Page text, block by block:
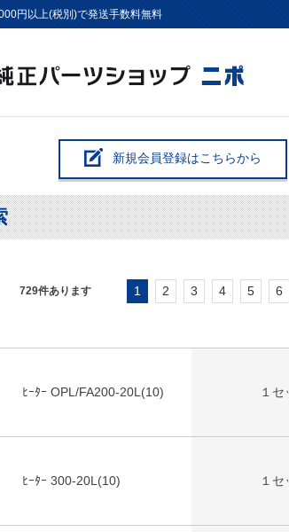
円以上(税別)で発送手数料無料
新規会員登録はこちらから
729件あります 1 2 3 4 5 6
ﾋｰﾀｰ OPL/FA200-20L(10) １
ﾋｰﾀｰ 300-20L(10) １